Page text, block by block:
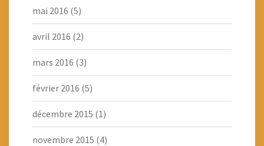
mai 2016 (5)
avril 2016 (2)
mars 2016 (3)
février 2016 (5)
décembre 2015 (1)
novembre 2015 (4)